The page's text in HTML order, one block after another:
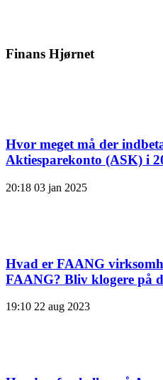
Finans Hjørnet
Hvor meget må der
Aktiesparekonto (ASK) i
20:18 03 jan 2025
Hvad er FAANG
FAANG? Bliv klogere på
19:10 22 aug 2023